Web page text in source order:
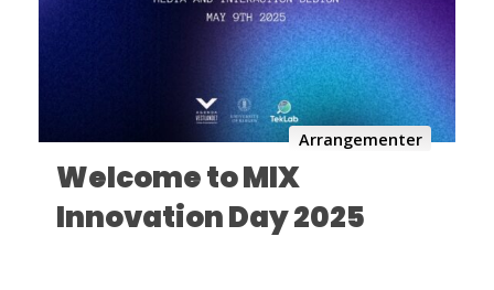
Arrangementer
Welcome to MIX
Innovation Day 2025